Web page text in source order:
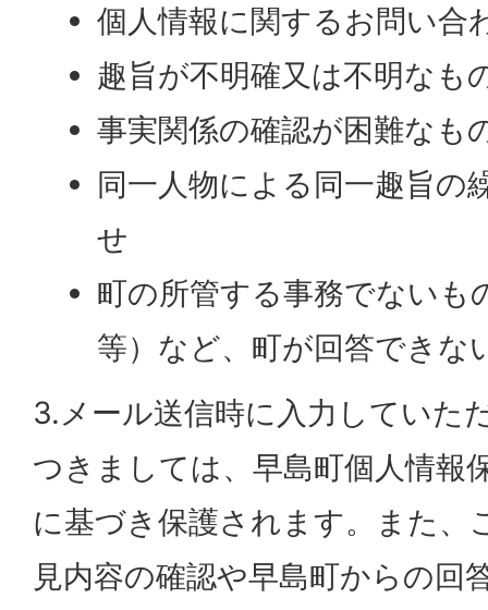
個人情報に関するお問い合
趣旨が不明確又は不明なも
事実関係の確認が困難なも
同一人物による同一趣旨の
せ
町の所管する事務でないも
等）など、町が回答できな
3.メール送信時に入力していた
つきましては、早島町個人情報
に基づき保護されます。また、
見内容の確認や早島町からの回